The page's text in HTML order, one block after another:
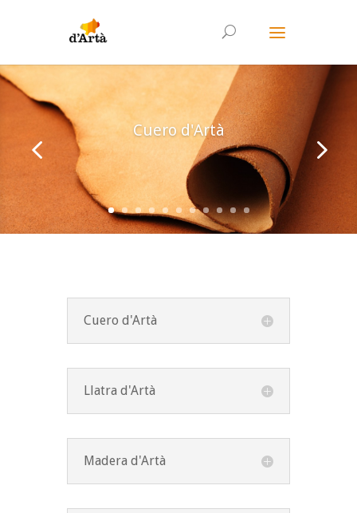
Cuero d'Artà
Cuero d'Artà
Llatra d'Artà
Madera d'Artà